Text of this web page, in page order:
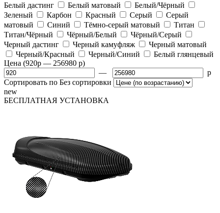
Белый дастинг
Белый матовый
Белый/Чёрный
Зеленый
Карбон Красный Серый
Серый
матовый
Синий Тёмно-серый матовый
Титан
Титан/Чёрный
Чёрный/Белый
Чёрный/Серый
Черный дастинг
Черный камуфляж
Черный матовый
Черный/Красный
Черный/Синий
Белый глянцевый
Цена (920p — 256980 p)
—
p
Сортировать по Без сортировки
new
БЕСПЛАТНАЯ УСТАНОВКА